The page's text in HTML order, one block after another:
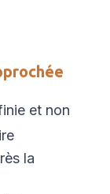
et non
la